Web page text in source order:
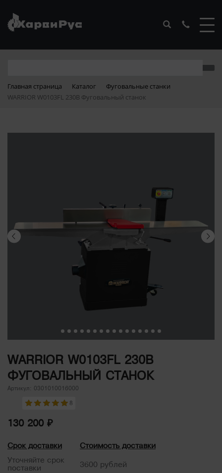
Главная страница Каталог
Фуговальные станки
WARRIOR W0103FL 230В Фуговальный станок
WARRIOR W0103FL 230В
ФУГОВАЛЬНЫЙ СТАНОК
Артикул: 0301010016000
8
130 200 ₽
Срок доставки
Уточняйте срок
поставки
Стоимость доставки
3600 рублей